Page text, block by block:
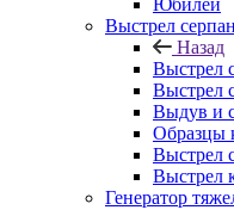
Юбилеи
Выстрел
Назад
Выстрел
Выстрел
Выдув и
Образцы
Выстрел
Выстрел
Генератор